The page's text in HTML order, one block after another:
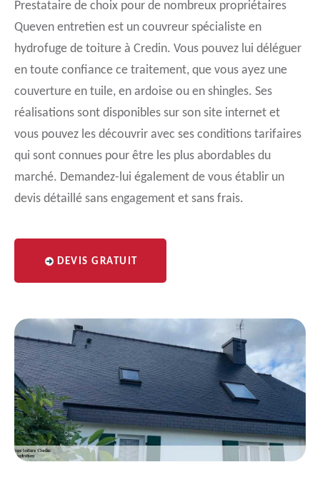
Prestataire de choix pour de nombreux propriétaires
Queven entretien est un couvreur spécialiste en
hydrofuge de toiture à Credin. Vous pouvez lui déléguer
en toute confiance ce traitement, que vous ayez une
couverture en tuile, en ardoise ou en shingles. Ses
réalisations sont disponibles sur son site internet et
vous pouvez les découvrir avec ses conditions tarifaires
qui sont connues pour être les plus abordables du
marché. Demandez-lui également de vous établir un
devis détaillé sans engagement et sans frais.
DEVIS GRATUIT